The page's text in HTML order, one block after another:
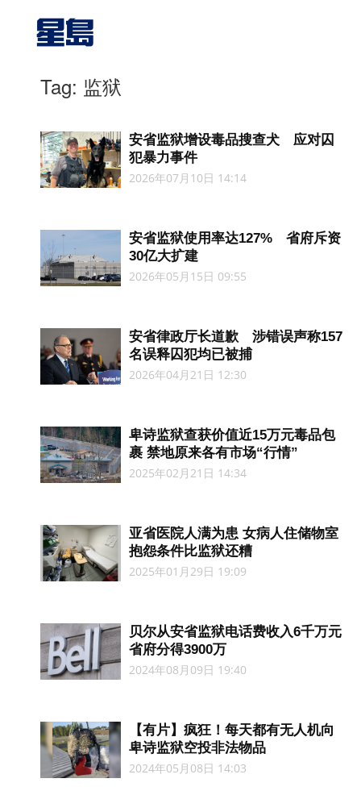
Tag: 监狱
安省监狱增设毒品搜查犬 应对囚
犯暴力事件
2026年07月10日 14:14
安省监狱使用率达127% 省府斥资
30亿大扩建
2026年05月15日 09:55
安省律政厅长道歉 涉错误声称157
名误释囚犯均已被捕
2026年04月21日 12:30
卑诗监狱查获价值近15万元毒品包
裹 禁地原来各有市场“行情”
2025年02月21日 14:34
亚省医院人满为患 女病人住储物室
抱怨条件比监狱还糟
2025年01月29日 19:09
贝尔从安省监狱电话费收入6千万元
省府分得3900万
2024年08月09日 19:40
【有片】疯狂！每天都有无人机向
卑诗监狱空投非法物品
2024年05月08日 14:03